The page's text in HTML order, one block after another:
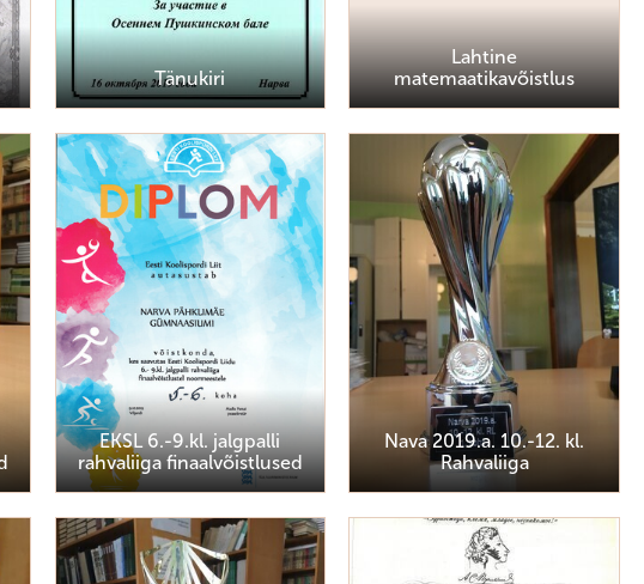
Tänukiri
Lahtine
matemaatikavõistlus
EKSL 6.-9.kl. jalgpalli
rahvaliiga finaalvõistlused
Nava 2019.a. 10.-12. kl.
Rahvaliiga